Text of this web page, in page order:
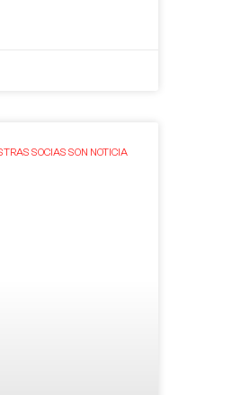
SOCIAS SON NOTICIA